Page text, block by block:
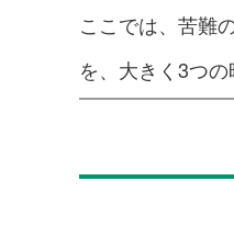
ここでは、苦難
を、大きく3つの